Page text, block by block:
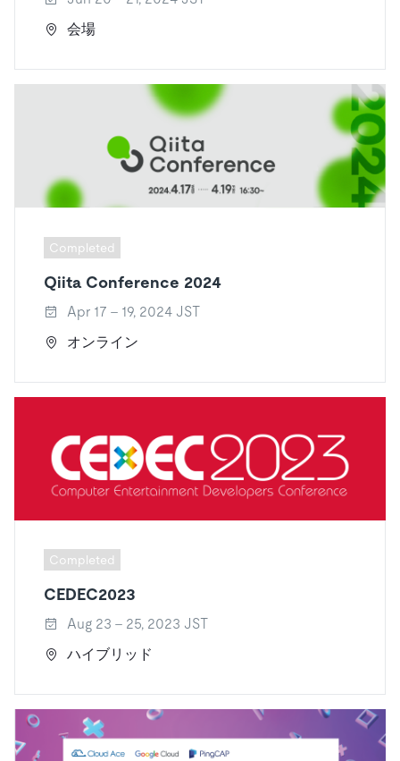
会場
Completed
Qiita Conference 2024
Apr 17 - 19, 2024 JST
オンライン
Completed
CEDEC2023
Aug 23 - 25, 2023 JST
ハイブリッド